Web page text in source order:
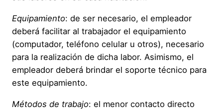
Equipamiento: de ser necesario, el empleador
deberá facilitar al trabajador el equipamiento
(computador, teléfono celular u otros), necesario
para la realización de dicha labor. Asimismo, el
empleador deberá brindar el soporte técnico para
este equipamiento.
Métodos de trabajo: el menor contacto directo